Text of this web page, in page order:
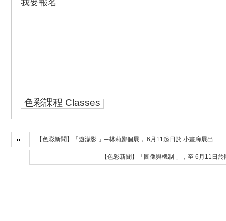
我要報名
色彩課程 Classes
【色彩新聞】「遊濛影 」─林莉酈個展， 6月11起日於 小畫廊展出
【色彩新聞】「圖像與機制 」，至 6月11日